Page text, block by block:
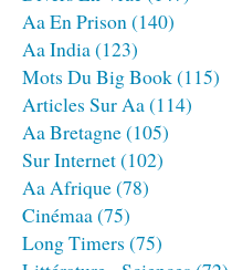
Aa En Prison(140)
Aa India(123)
Mots Du Big Book(115)
Articles Sur Aa(114)
Aa Bretagne(105)
Sur Internet(102)
Aa Afrique(78)
Cinémaa(75)
Long Timers (75)